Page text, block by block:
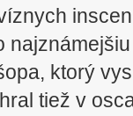
ktorý
tiež v